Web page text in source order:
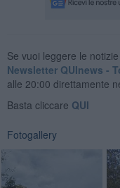
Se vuoi leggere le
Newsletter QUInews -
alle 20:00 direttamente
Basta cliccare QUI
Fotogallery